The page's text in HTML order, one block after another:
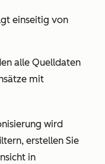
einseitig von
alle Quelldaten
mit
wird
erstellen Sie
in